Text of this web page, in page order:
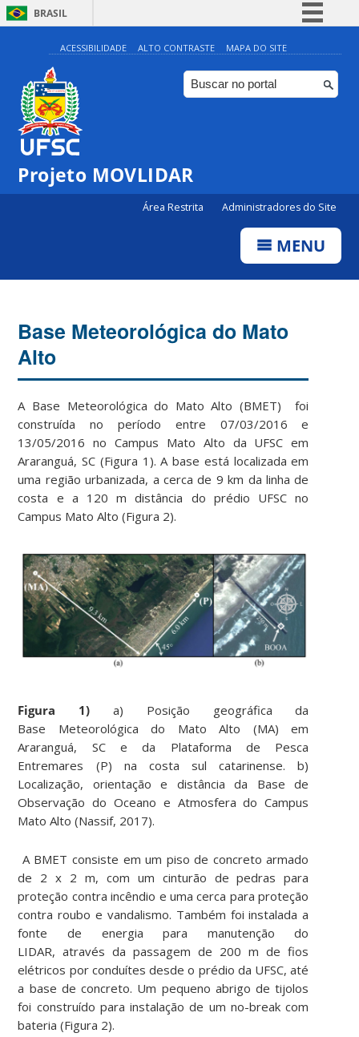
BRASIL
Simplifique!
Comunica BR
Participe
ACESSIBILIDADE ALTO CONTRASTE MAPA DO SITE
Projeto MOVLIDAR
Área Restrita Administradores do Site
MENU
Base Meteorológica do Mato
Alto
A Base Meteorológica do Mato Alto (BMET) foi
construída no período entre 07/03/2016 e
13/05/2016 no Campus Mato Alto da UFSC em
Araranguá, SC (Figura 1). A base está localizada em
uma região urbanizada, a cerca de 9 km da linha de
costa e a 120 m distância do prédio UFSC no
Campus Mato Alto (Figura 2).
Figura 1) a) Posição geográfica da
Base Meteorológica do Mato Alto (MA) em
Araranguá, SC e da Plataforma de Pesca
Entremares (P) na costa sul catarinense. b)
Localização, orientação e distância da Base de
Observação do Oceano e Atmosfera do Campus
Mato Alto (Nassif, 2017).
A BMET consiste em um piso de concreto armado
de 2 x 2 m, com um cinturão de pedras para
proteção contra incêndio e uma cerca para proteção
contra roubo e vandalismo. Também foi instalada a
fonte de energia para manutenção do
LIDAR, através da passagem de 200 m de fios
elétricos por conduítes desde o prédio da UFSC, até
a base de concreto. Um pequeno abrigo de tijolos
foi construído para instalação de um no-break com
bateria (Figura 2).